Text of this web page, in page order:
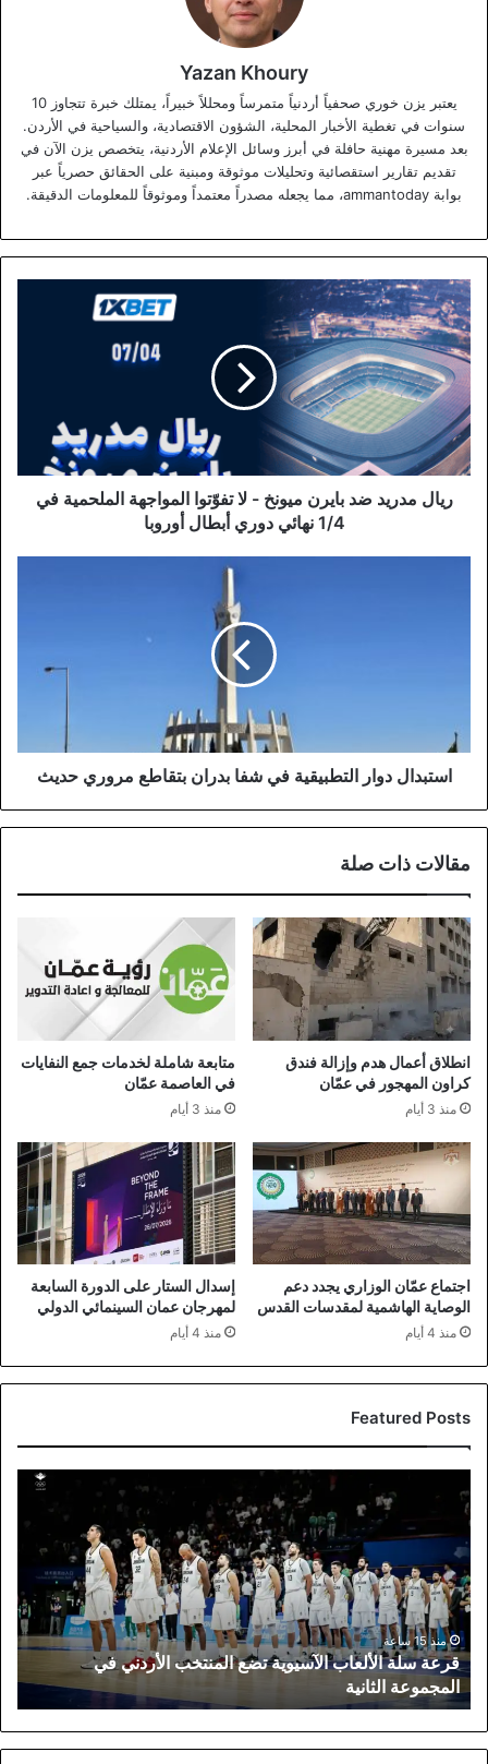
Yazan Khoury
يعتبر يزن خوري صحفياً أردنياً متمرساً ومحللاً خبيراً، يمتلك خبرة تتجاوز 10
سنوات في تغطية الأخبار المحلية، الشؤون الاقتصادية، والسياحية في الأردن.
بعد مسيرة مهنية حافلة في أبرز وسائل الإعلام الأردنية، يتخصص يزن الآن في
تقديم تقارير استقصائية وتحليلات موثوقة ومبنية على الحقائق حصرياً عبر
بوابة ammantoday، مما يجعله مصدراً معتمداً وموثوقاً للمعلومات الدقيقة.
ريال
مدريد
ضد
بايرن
ميونخ
-
لا
تفوّتوا
المواجهة
الملحمية
ريال مدريد ضد بايرن ميونخ - لا تفوّتوا المواجهة الملحمية في
1/4 نهائي دوري أبطال أوروبا
مروري
حديث
استبدال دوار التطبيقية في شفا بدران بتقاطع مروري حديث
مقالات ذات صلة
انطلاق أعمال هدم وإزالة فندق
كراون المهجور في عمّان
منذ 3 أيام
متابعة شاملة لخدمات جمع النفايات
في العاصمة عمّان
منذ 3 أيام
اجتماع عمّان الوزاري يجدد دعم
الوصاية الهاشمية لمقدسات القدس
منذ 4 أيام
إسدال الستار على الدورة السابعة
لمهرجان عمان السينمائي الدولي
منذ 4 أيام
Featured Posts
سلة
الألعاب
الآسيوية
تضع
المنتخب
الأردني
في
المجموعة
الثانية
منذ 15 ساعة
قرعة سلة الألعاب الآسيوية تضع المنتخب الأردني في
المجموعة الثانية